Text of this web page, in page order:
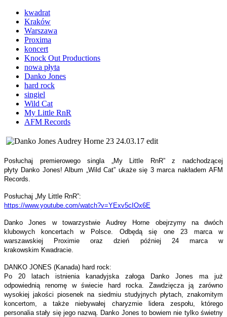
kwadrat
Kraków
Warszawa
Proxima
koncert
Knock Out Productions
nowa płyta
Danko Jones
hard rock
singiel
Wild Cat
My Little RnR
AFM Records
Posłuchaj premierowego singla „My Little RnR” z nadchodzącej
płyty Danko Jones! Album „Wild Cat” ukaże się 3 marca nakładem AFM
Records.
Posłuchaj „My Little RnR”:
https://www.youtube.com/watch?v=YExv5cIOx6E
Danko Jones w towarzystwie Audrey Horne obejrzymy na dwóch
klubowych koncertach w Polsce. Odbędą się one 23 marca w
warszawskiej Proximie oraz dzień później 24 marca w
krakowskim Kwadracie.
DANKO JONES (Kanada) hard rock:
Po 20 latach istnienia kanadyjska załoga Danko Jones ma już
odpowiednią renomę w świecie hard rocka. Zawdzięcza ją zarówno
wysokiej jakości piosenek na siedmiu studyjnych płytach, znakomitym
koncertom, a także niebywałej charyzmie lidera zespołu, którego
personalia stały się jego nazwą. Danko Jones to bowiem nie tylko świetny